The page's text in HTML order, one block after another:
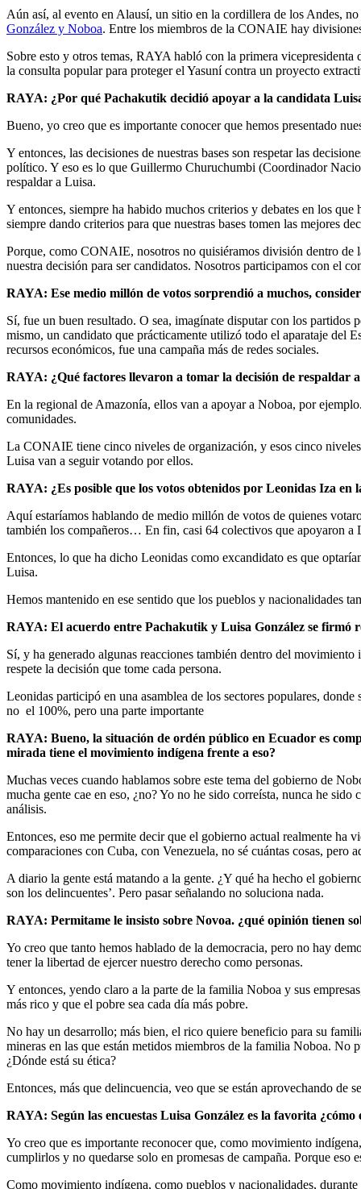
Aún así, al evento en Alausí, un sitio en la cordillera de los Andes,
González y Noboa. Entre los miembros de la CONAIE hay
Sobre esto y otros temas, RAYA habló con la primera
la consulta popular para proteger el Yasuní contra un proyecto
RAYA: ¿Por qué Pachakutik decidió apoyar a la candidata
Bueno, yo creo que es importante conocer que hemos presentado
Y entonces, las decisiones de nuestras bases son respetar las
político. Y eso es lo que Guillermo Churuchumbi (Coordinador
respaldar a Luisa.
Y entonces, siempre ha habido muchos criterios y debates en los
siempre dando criterios para que nuestras bases tomen las mejores
Porque, como CONAIE, nosotros no quisiéramos división dentro de
nuestra decisión para ser candidatos. Nosotros participamos con el
RAYA: Ese medio millón de votos sorprendió a muchos,
Sí, fue un buen resultado. O sea, imagínate disputar con los
mismo, un candidato que prácticamente utilizó todo el aparataje del
recursos económicos, fue una campaña más de redes sociales.
RAYA: ¿Qué factores llevaron a tomar la decisión de respaldar
En la regional de Amazonía, ellos van a apoyar a Noboa, por
comunidades.
La CONAIE tiene cinco niveles de organización, y esos cinco
Luisa van a seguir votando por ellos.
RAYA: ¿Es posible que los votos obtenidos por Leonidas Iza en
Aquí estaríamos hablando de medio millón de votos de quienes
también los compañeros… En fin, casi 64 colectivos que apoyaron a
Entonces, lo que ha dicho Leonidas como excandidato es que
Luisa.
Hemos mantenido en ese sentido que los pueblos y nacionalidades
RAYA: El acuerdo entre Pachakutik y Luisa González se firmó
Sí, y ha generado algunas reacciones también dentro del
respete la decisión que tome cada persona.
Leonidas participó en una asamblea de los sectores populares,
no el 100%, pero una parte importante
RAYA: Bueno, la situación de ordén público en Ecuador es
mirada tiene el movimiento indígena frente a eso?
Muchas veces cuando hablamos sobre este tema del gobierno de
mucha gente cae en eso, ¿no? Yo no he sido correísta, nunca he
análisis.
Entonces, eso me permite decir que el gobierno actual realmente ha
comparaciones con Cuba, con Venezuela, no sé cuántas cosas, pero
A diario la gente está matando a la gente. ¿Y qué ha hecho el
son los delincuentes’. Pero pasar señalando no soluciona nada.
RAYA: Permitame le insisto sobre Novoa. ¿qué opinión tienen
Yo creo que tanto hemos hablado de la democracia, pero no hay
tener la libertad de ejercer nuestro derecho como personas.
Y entonces, yendo claro a la parte de la familia Noboa y sus
más rico y que el pobre sea cada día más pobre.
No hay un desarrollo; más bien, el rico quiere beneficio para su
mineras en las que están metidos miembros de la familia Noboa. No
¿Dónde está su ética?
Entonces, más que delincuencia, veo que se están aprovechando de
RAYA: Según las encuestas Luisa González es la favorita
Yo creo que es importante reconocer que, como movimiento
cumplirlos y no quedarse solo en promesas de campaña. Porque eso
Como movimiento indígena, como pueblos y nacionalidades,